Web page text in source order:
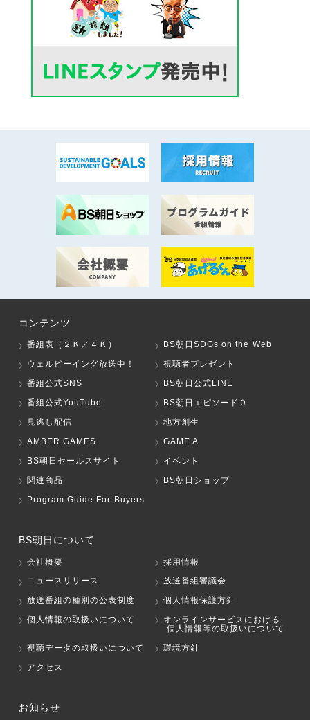
コンテンツ
番組表（２Ｋ／４Ｋ）
BS朝日SDGs on the Web
ウェルビーイング放送中！
視聴者プレゼント
番組公式SNS
BS朝日公式LINE
番組公式YouTube
BS朝日エピソード０
見逃し配信
地方創生
AMBER GAMES
GAME A
BS朝日セールスサイト
イベント
関連商品
BS朝日ショップ
Program Guide For Buyers
BS朝日について
会社概要
採用情報
ニュースリリース
放送番組審議会
放送番組の種別の公表制度
個人情報保護方針
個人情報の取扱いについて
オンラインサービスにおける
個人情報等の取扱いについて
視聴データの取扱いについて
環境方針
アクセス
お知らせ